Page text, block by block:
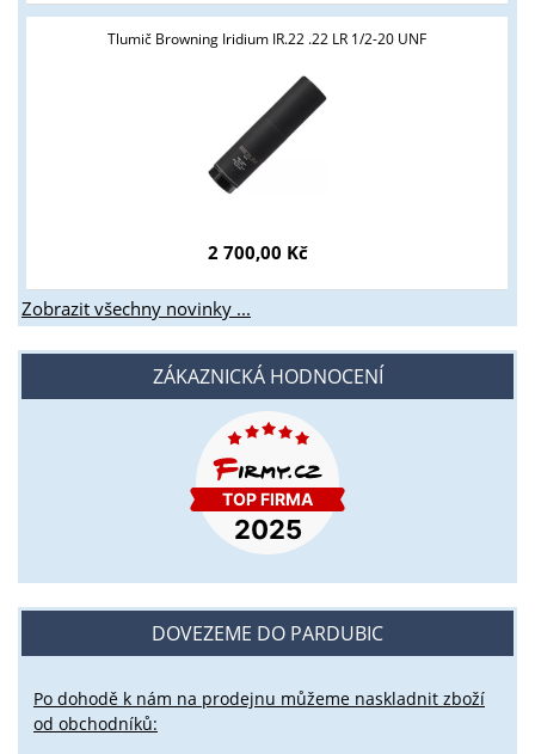
Tlumič Browning Iridium IR.22 .22 LR 1/2-20 UNF
2 700,00 Kč
Zobrazit všechny novinky ...
ZÁKAZNICKÁ HODNOCENÍ
DOVEZEME DO PARDUBIC
Po dohodě k nám na prodejnu můžeme naskladnit zboží
od obchodníků:
podmínky?
NE